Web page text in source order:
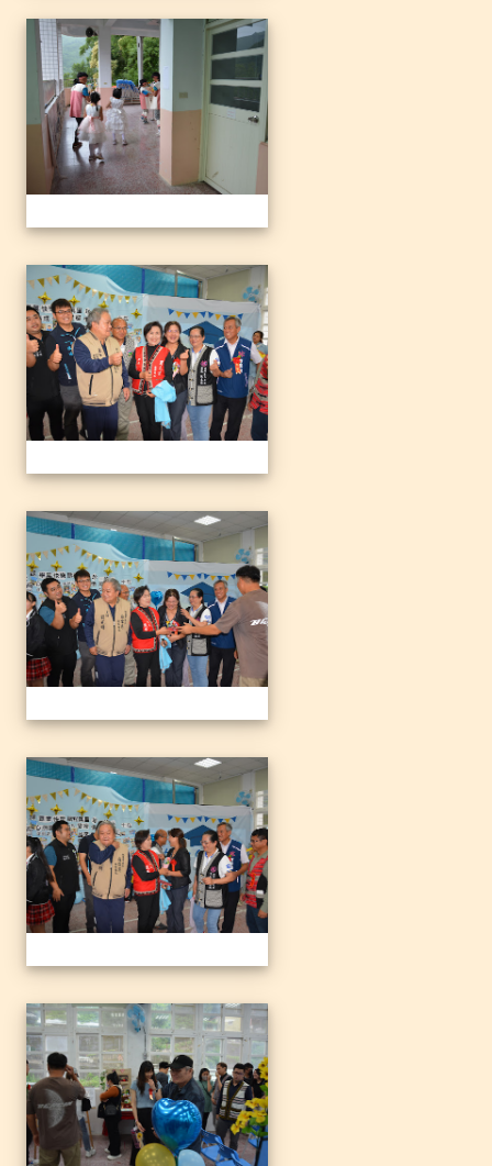
1140612三光國小79屆暨附
1140612三光國小79屆暨附
1140612三光國小79屆暨附
1140612三光國小79屆暨附
1140612三光國小79屆暨附